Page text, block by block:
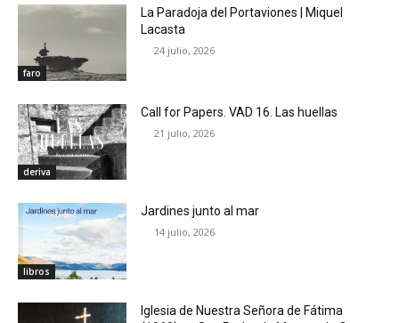
faro
La Paradoja del Portaviones | Miquel
Lacasta
24 julio, 2026
deriva
Call for Papers. VAD 16. Las huellas
21 julio, 2026
libros
Jardines junto al mar
14 julio, 2026
Iglesia de Nuestra Señora de Fátima